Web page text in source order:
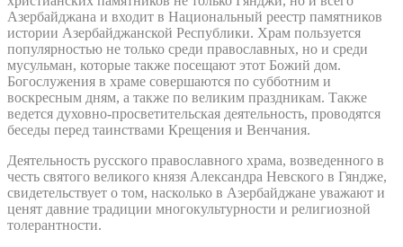
Азербайджана и входит в Национальный реестр памятников
истории Азербайджанской Республики. Храм пользуется
популярностью не только среди православных, но и среди
мусульман, которые также посещают этот Божий дом.
Богослужения в храме совершаются по субботним и
воскресным дням, а также по великим праздникам. Также
ведется духовно-просветительская деятельность, проводятся
беседы перед таинствами Крещения и Венчания.
Деятельность русского православного храма, возведенного в
честь святого великого князя Александра Невского в Гяндже,
свидетельствует о том, насколько в Азербайджане уважают и
ценят давние традиции многокультурности и религиозной
толерантности.